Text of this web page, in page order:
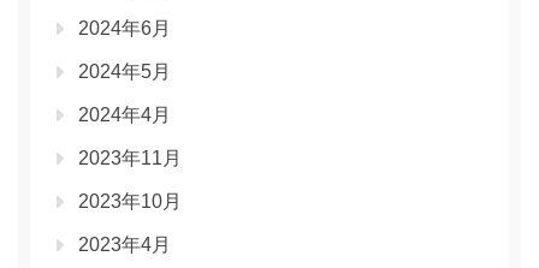
2024年6月
2024年5月
2024年4月
2023年11月
2023年10月
2023年4月